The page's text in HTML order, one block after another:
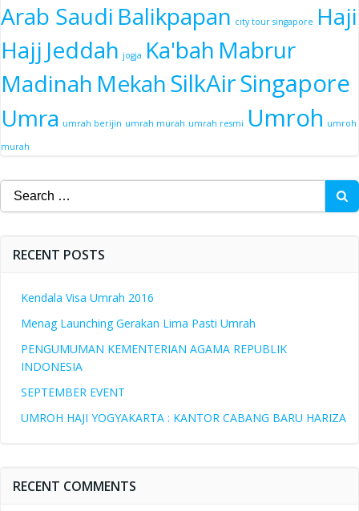
Arab Saudi Balikpapan city tour singapore Haji
Hajj Jeddah jogja Ka'bah Mabrur
Madinah MekahSilkAirSingapore
Umra umrah berijin umrah murah umrah resmi Umroh umroh
murah
Search
for:
RECENT POSTS
Kendala Visa Umrah 2016
Menag Launching Gerakan Lima Pasti Umrah
PENGUMUMAN KEMENTERIAN AGAMA REPUBLIK
INDONESIA
SEPTEMBER EVENT
UMROH HAJI YOGYAKARTA : KANTOR CABANG BARU HARIZA
RECENT COMMENTS